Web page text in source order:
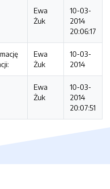
Ewa
Żuk
10-03-
2014
20:06:17
Ewa
Żuk
10-03-
2014
Ewa
Żuk
10-03-
2014
20:07:51